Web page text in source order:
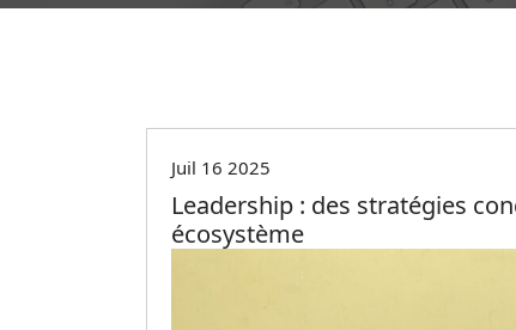
Juil 16 2025
Leadership : des stratégies
écosystème